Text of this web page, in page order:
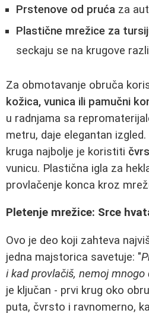
Prstenove od pruća za
Plastične mrežice za
seckaju se na krugove
Za obmotavanje obruča
kožica, vunica ili pamučni
u radnjama sa
metru, daje elegantan
kruga najbolje je koristiti
vunicu. Plastična igla za
provlačenje konca kroz
Pletenje mrežice: Srce
Ovo je deo koji zahteva
jedna majstorica savetuje: "
i kad provlačiš, nemoj mnogo
je ključan - prvi krug oko
puta, čvrsto i ravnomerno,